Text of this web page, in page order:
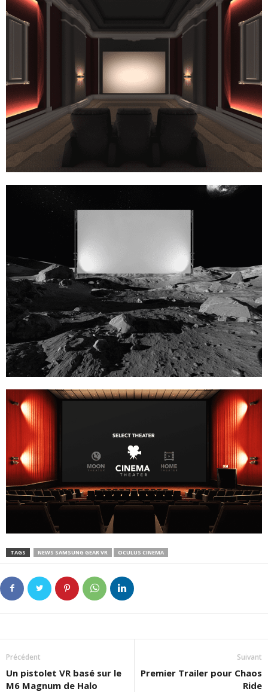
TAGS NEWS SAMSUNG GEAR VR OCULUS CINEMA
Précédent
Un pistolet VR basé sur le
M6 Magnum de Halo
Suivant
Premier Trailer pour Chaos
Ride